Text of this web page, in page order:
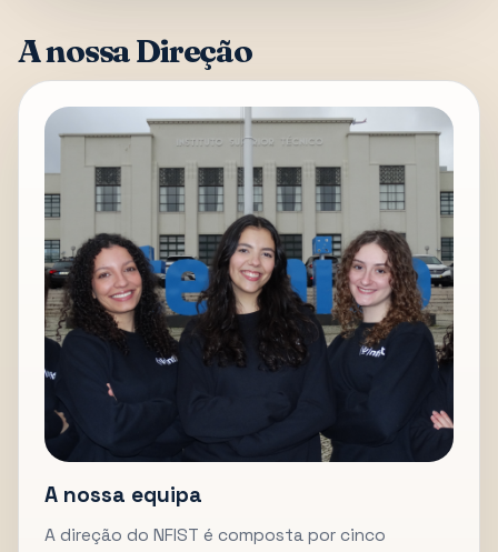
A nossa Direção
A nossa equipa
A direção do NFIST é composta por cinco